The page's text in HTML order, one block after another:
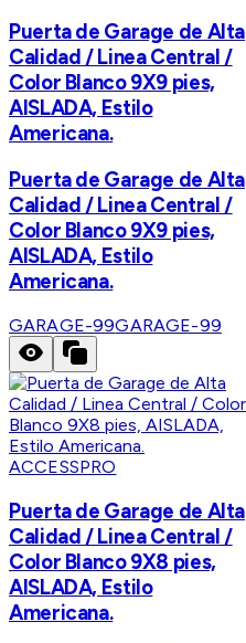
Puerta de Garage de Alta
Calidad / Linea Central /
Color Blanco 9X9 pies,
AISLADA, Estilo
Americana.
Puerta de Garage de Alta
Calidad / Linea Central /
Color Blanco 9X9 pies,
AISLADA, Estilo
Americana.
GARAGE-99GARAGE-99
ACCESSPRO
Puerta de Garage de Alta
Calidad / Linea Central /
Color Blanco 9X8 pies,
AISLADA, Estilo
Americana.